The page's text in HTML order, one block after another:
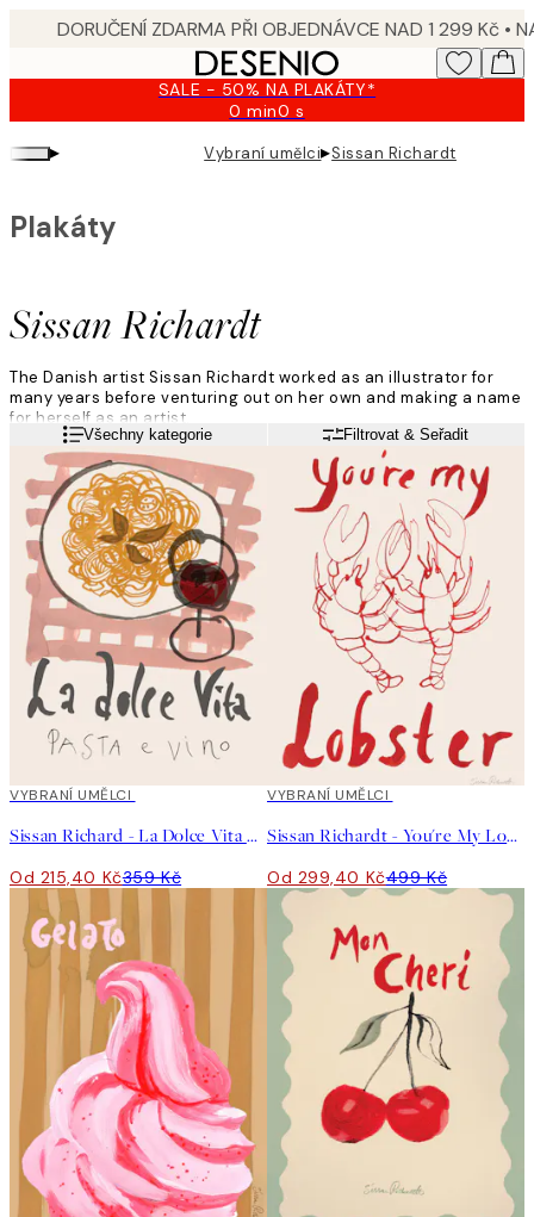
SALE - 50% NA PLAKÁTY*
0 min0 s
Platné
2026-
▸ Vybraní umělci▸Sissan Richardt
Sissan Richardt
Plakáty
The Danish artist Sissan Richardt worked as an illustrator for
many years before venturing out on her own and making a name
for herself as an artist.
”My art is colourful and abstract; my illustrator background
shows in my art. I love to tell a story with my handwriting and
simple drawings.”
Her artwork is often the result of many weeks of research.
”The inspiration and research process is the biggest and most
important part. I can spend weeks gathering inspiration and
then create the painting in a day.”
Přečtěte si víceVšechny kategorie Filtrovat & Seřadit
40%*
VYBRANÍ UMĚLCI
Sissan Richard - La Dolce Vita Plakát
Od 215,40 Kč359 Kč
40%*
VYBRANÍ UMĚLCI
Sissan Richardt - You're My Lobster Plakát
Od 299,40 Kč499 Kč